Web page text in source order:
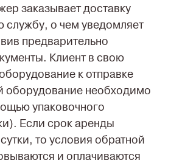
заказывает доставку
службу, о чем уведомляет
предварительно
Клиент в свою
к отправке
оборудование необходимо
упаковочного
Если срок аренды
то условия обратной
и оплачиваются